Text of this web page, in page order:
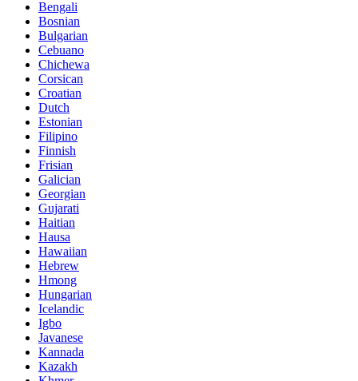
Bengali
Bosnian
Bulgarian
Cebuano
Chichewa
Corsican
Croatian
Dutch
Estonian
Filipino
Finnish
Frisian
Galician
Georgian
Gujarati
Haitian
Hausa
Hawaiian
Hebrew
Hmong
Hungarian
Icelandic
Igbo
Javanese
Kannada
Kazakh